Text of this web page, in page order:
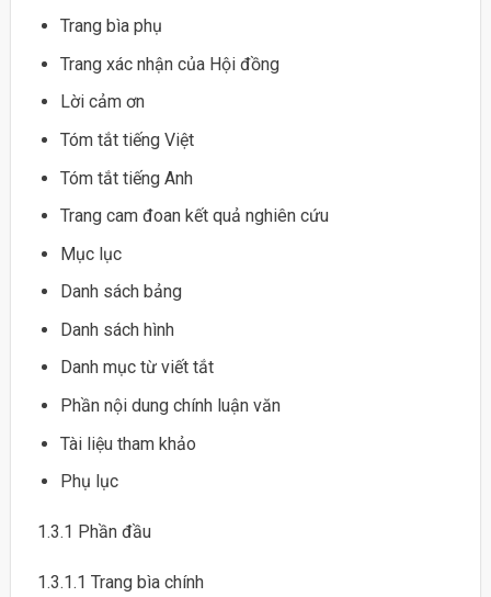
Trang bìa phụ
Trang xác nhận của Hội đồng
Lời cảm ơn
Tóm tắt tiếng Việt
Tóm tắt tiếng Anh
Trang cam đoan kết quả nghiên cứu
Mục lục
Danh sách bảng
Danh sách hình
Danh mục từ viết tắt
Phần nội dung chính luận văn
Tài liệu tham khảo
Phụ lục
1.3.1 Phần đầu
1.3.1.1 Trang bìa chính